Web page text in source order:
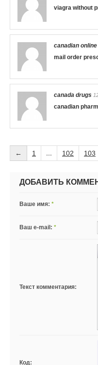
viagra without
canadian
mail order
canada drugs
canadian
← 1 ... 102 103
ДОБАВИТЬ
Ваше имя: *
Ваш e-mail: *
Текст комментария:
Код: